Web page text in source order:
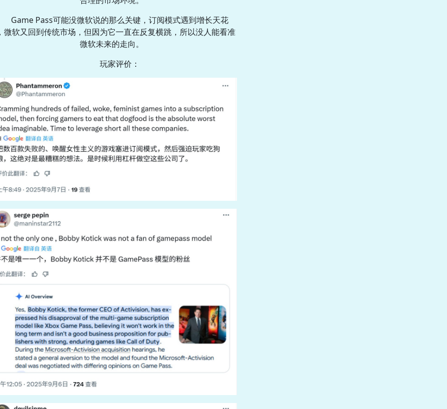
Game Pass可能没微软说的那么关键，订阅模式遇到增长天花
微软又回到传统市场，但因为它一直在反复横跳，所以没人能看准
微软未来的走向。
玩家评价：